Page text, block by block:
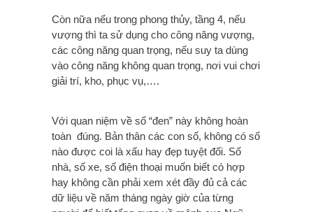
Còn nữa nếu trong phong thủy, tầng 4, nếu
vượng thì ta sử dụng cho công năng vượng,
các công năng quan trọng, nếu suy ta dùng
vào công năng không quan trọng, nơi vui chơi
giải trí, kho, phục vụ,….
Với quan niệm về số “đen” này không hoàn
toàn đúng. Bản thân các con số, không có số
nào được coi là xấu hay đẹp tuyệt đối. Số
nhà, số xe, số điện thoại muốn biết có hợp
hay không cần phải xem xét đầy đủ cả các
dữ liệu về năm tháng ngày giờ của từng